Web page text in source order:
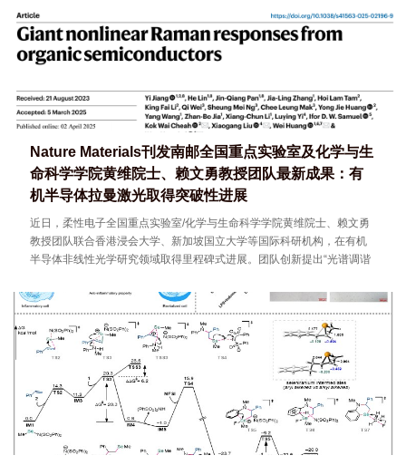
Nature Materials刊发南邮全国重点实验室及化学与生
命科学学院黄维院士、赖文勇教授团队最新成果：有
机半导体拉曼激光取得突破性进展
近日，柔性电子全国重点实验室/化学与生命科学学院黄维院士、赖文勇
教授团队联合香港浸会大学、新加坡国立大学等国际科研机构，在有机
半导体非线性光学研究领域取得里程碑式进展。团队创新提出“光谱调谐